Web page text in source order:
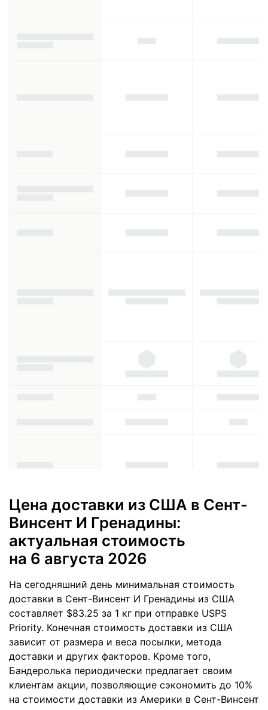
Цена доставки из США в Сент-
Винсент И Гренадины:
актуальная стоимость
на 6 августа 2026
На сегодняшний день минимальная стоимость
доставки в Сент-Винсент И Гренадины из США
составляет $83.25 за 1 кг при отправке USPS
Priority. Конечная стоимость доставки из США
зависит от размера и веса посылки, метода
доставки и других факторов. Кроме того,
Бандеролька периодически предлагает своим
клиентам акции, позволяющие сэкономить до 10%
на стоимости доставки из Америки в Сент-Винсент